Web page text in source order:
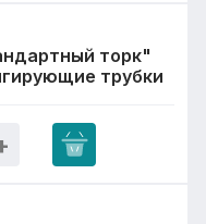
торк"
трубки